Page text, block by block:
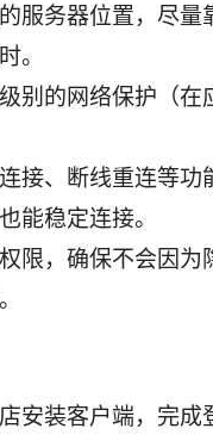
服务器位置，尽量
。
别的网络保护（在
接、断线重连等功
能稳定连接。
限，确保不会因为
安装客户端，完成